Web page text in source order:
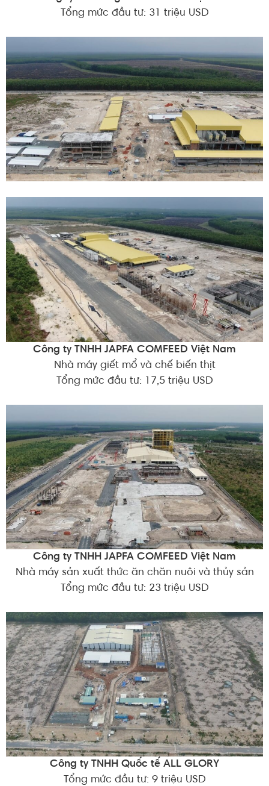
Tổng mức đầu tư: 31 triệu USD
Công ty TNHH JAPFA COMFEED Việt Nam
Nhà máy giết mổ và chế biến thịt
Tổng mức đầu tư: 17,5 triệu USD
Công ty TNHH JAPFA COMFEED Việt Nam
Nhà máy sản xuất thức ăn chăn nuôi và thủy sản
Tổng mức đầu tư: 23 triệu USD
Công ty TNHH Quốc tế ALL GLORY
Tổng mức đầu tư: 9 triệu USD